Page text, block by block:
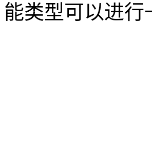
能类型可以进行